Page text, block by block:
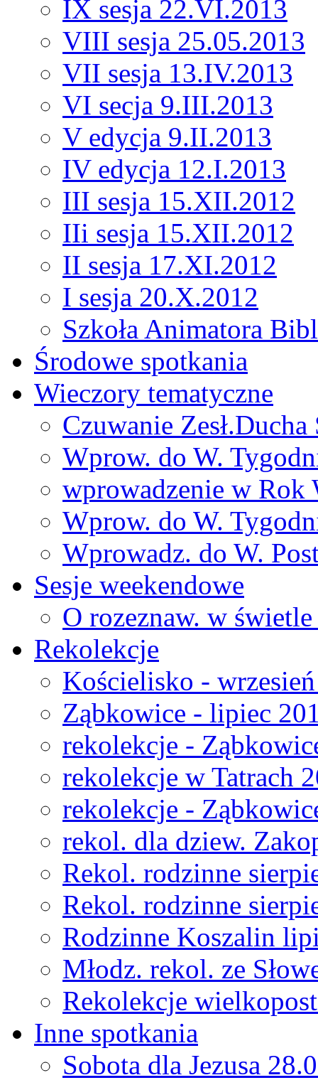
IX sesja 22.VI.2013
VIII sesja 25.05.2013
VII sesja 13.IV.2013
VI secja 9.III.2013
V edycja 9.II.2013
IV edycja 12.I.2013
III sesja 15.XII.2012
IIi sesja 15.XII.2012
II sesja 17.XI.2012
I sesja 20.X.2012
Szkoła Animatora
Środowe spotkania
Wieczory tematyczne
Czuwanie Zesł.Ducha
Wprow. do W.
wprowadzenie w Rok
Wprow. do W.
Wprowadz. do W.
Sesje weekendowe
O rozeznaw. w świetle
Rekolekcje
Kościelisko -
Ząbkowice - lipiec
rekolekcje -
rekolekcje w Tatrach
rekolekcje -
rekol. dla dziew.
Rekol. rodzinne
Rekol. rodzinne
Rodzinne Koszalin
Młodz. rekol. ze
Rekolekcje
Inne spotkania
Sobota dla Jezusa